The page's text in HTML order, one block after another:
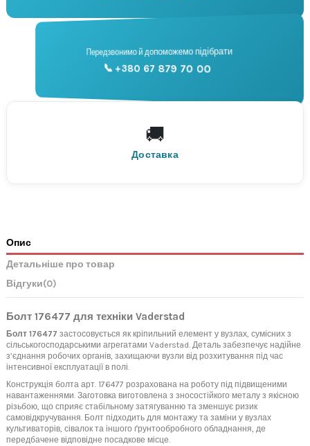
📞
Консультація
Передзвонимо й допоможемо підібрати
📞 +380 67 879 70 00
🚚
Доставка
По всій Україні
Нова Пошта
Опис
Детальніше про товар
Відгуки(0)
Болт 176477 для техніки Vaderstad
Болт 176477 застосовується як кріпильний елемент у вузлах, сумісних з
сільськогосподарськими агрегатами Vaderstad. Деталь забезпечує надійне
з’єднання робочих органів, захищаючи вузли від розхитування під час
інтенсивної експлуатації в полі.
Конструкція болта арт. 176477 розрахована на роботу під підвищеними
навантаженнями. Заготовка виготовлена з зносостійкого металу з якісною
різьбою, що сприяє стабільному затягуванню та зменшує ризик
самовідкручування. Болт підходить для монтажу та заміни у вузлах
культиваторів, сівалок та іншого ґрунтообробного обладнання, де
передбачене відповідне посадкове місце.